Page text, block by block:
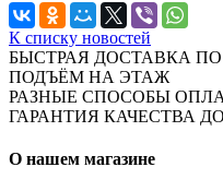
К списку новостей
БЫСТРАЯ ДОСТАВКА
ПОДЪЁМ НА ЭТАЖ
РАЗНЫЕ СПОСОБЫ
ГАРАНТИЯ КАЧЕСТВА
О нашем магазине